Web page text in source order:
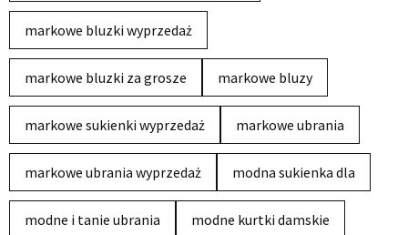
markowe bluzki wyprzedaż
markowe bluzki za grosze markowe bluzy
markowe sukienki wyprzedaż markowe ubrania
markowe ubrania wyprzedaż modna sukienka dla
modne i tanie ubrania modne kurtki damskie